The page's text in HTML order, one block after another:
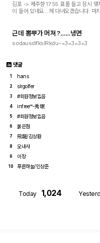
김포 -> 제주향 17:55 표를 들고 잠시 몇
이 들어 있네요....헤 다녀오겠습니다. 마
근데 뽐뿌가 머져 ?........냉면
sodausdlfkslRkdu~=3=3=3=3
댓글
1 hans
2 slrgolfer
3 #회원정보없음
4 infree™-秀珉
5 #회원정보없음
6 붉은점
7 飛龍/김상환
8 오내사
9 이장
10 푸른하늘/민상준
Today 1,024